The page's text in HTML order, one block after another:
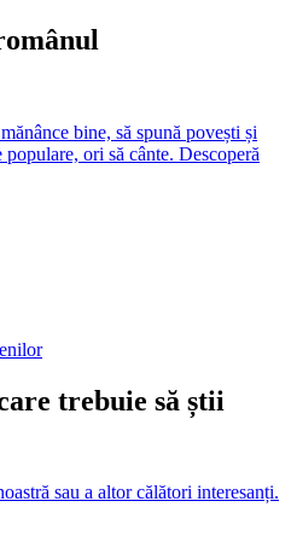
bine, să spună povești și
populare, ori să cânte. Descoperă
trebuie să știi
sau a altor călători interesanți.